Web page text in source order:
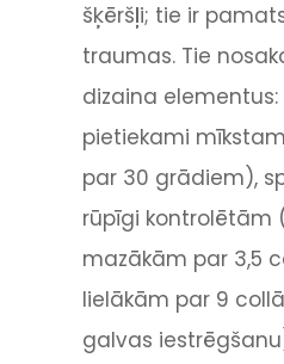
šķēršļi; tie ir
traumas. Tie
dizaina
pietiekami
par 30 grādiem),
rūpīgi kontrolētām
mazākām par 3,5
lielākām par 9
galvas